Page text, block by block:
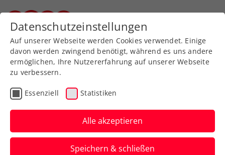
Aktuelle News
Datenschutzeinstellungen
Auf unserer Webseite werden Cookies verwendet. Einige
davon werden zwingend benötigt, während es uns andere
ermöglichen, Ihre Nutzererfahrung auf unserer Webseite
zu verbessern.
Essenziell Statistiken
Alle akzeptieren
Speichern & schließen